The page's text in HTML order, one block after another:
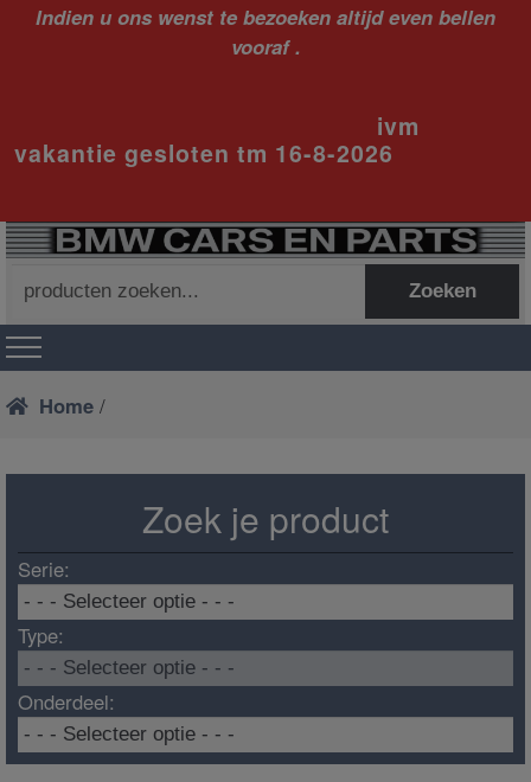
Indien u ons wenst te bezoeken altijd even bellen
vooraf .
ivm
vakantie gesloten tm 16-8-2026
naar:
Zoeken
Home /
Zoek je product
Serie:
Type:
Onderdeel: